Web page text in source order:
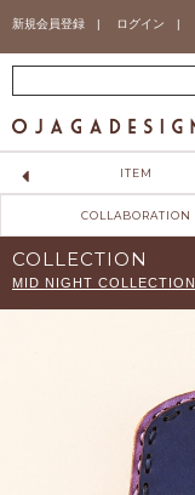
新規会員登録 | ログイン |
ITEM
COLLABORATION
COLLECTION
MID NIGHT COLLECTION